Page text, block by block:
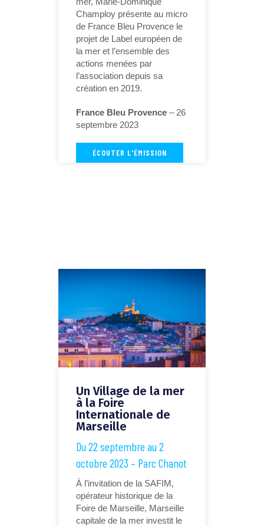
Champloy présente au micro
de France Bleu Provence le
projet de Label européen de
la mer et l’ensemble des
actions menées par
l’association depuis sa
création en 2019.
France Bleu Provence – 26
septembre 2023
ÉCOUTER L'ÉMISSION
Un Village de la mer
à la Foire
Internationale de
Marseille
Du 22 septembre au 2
octobre 2023 – Parc Chanot
À l’invitation de la SAFIM,
opérateur historique de la
Foire de Marseille, Marseille
capitale de la mer investit le